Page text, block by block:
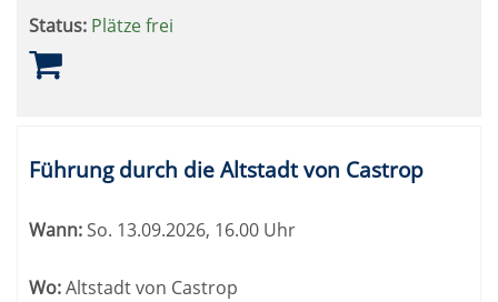
Status: Plätze frei
Führung durch die Altstadt von Castrop
Wann:So. 13.09.2026, 16.00 Uhr
Wo:Altstadt von Castrop